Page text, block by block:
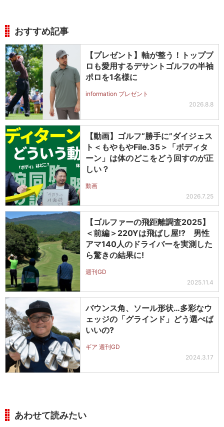
おすすめ記事
【プレゼント】軸が整う！トッププ
ロも愛用するデサントゴルフの半袖
ポロを1名様に
information プレゼント
2026.8.8
【動画】ゴルフ“勝手に”ダイジェス
ト＜もやもやFile.35＞「ボディタ
ーン」は体のどこをどう回すのが正
しい？
動画
2026.7.25
【ゴルファーの飛距離調査2025】
＜前編＞220Yは飛ばし屋!? 男性
アマ140人のドライバーを実測した
ら驚きの結果に!
週刊GD
2025.11.4
バウンス角、ソール形状…多彩なウ
ェッジの「グラインド」どう選べば
いいの?
ギア 週刊GD
2024.3.17
あわせて読みたい